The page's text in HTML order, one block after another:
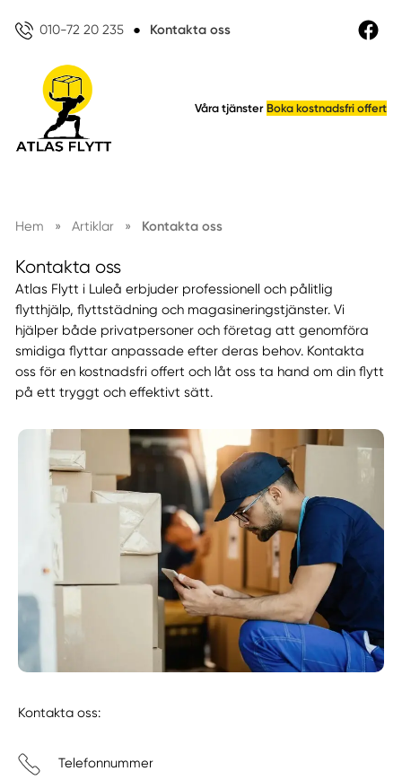
010-72 20 235 ● Kontakta oss
Våra tjänster Boka kostnadsfri offert
Hem » Artiklar » Kontakta oss
Kontakta oss
Atlas Flytt i Luleå erbjuder professionell och pålitlig
flytthjälp, flyttstädning och magasineringstjänster. Vi
hjälper både privatpersoner och företag att genomföra
smidiga flyttar anpassade efter deras behov. Kontakta
oss för en kostnadsfri offert och låt oss ta hand om din flytt
på ett tryggt och effektivt sätt.
Kontakta oss:
Telefonnummer